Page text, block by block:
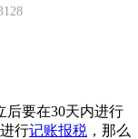
后要在30天内进行
行记账报税 ，那么